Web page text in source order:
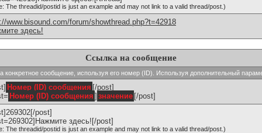
The threadid/postid is just an example and may not link to a valid thread/post.)
www.bisound.com/forum/showthread.php?t=42918
здесь!
Ссылка на сообщение
конкретное сообщение, используя его номер (ID). Используя дополнительный
Номер (ID) сообщения [/post]
Номер (ID) сообщения ] значение [/post]
post]
здесь![/post]
The threadid/postid is just an example and may not link to a valid thread/post.)